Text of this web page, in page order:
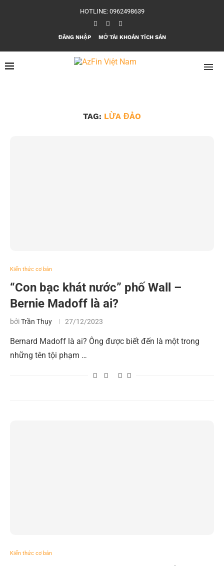
HOTLINE: 0962498639
ĐĂNG NHẬP MỞ TÀI KHOẢN TÍCH SẢN
TAG: LỪA ĐẢO
Kiến thức cơ bản
“Con bạc khát nước” phố Wall –
Bernie Madoff là ai?
bởiTrần Thụy 27/12/2023
Bernard Madoff là ai? Ông được biết đến là một trong
những tên tội phạm …
Kiến thức cơ bản